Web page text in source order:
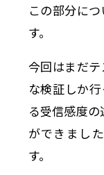
この部分に
す。
今回はまだ
な検証しか
る受信感度
ができまし
す。